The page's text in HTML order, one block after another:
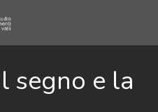
segno e la